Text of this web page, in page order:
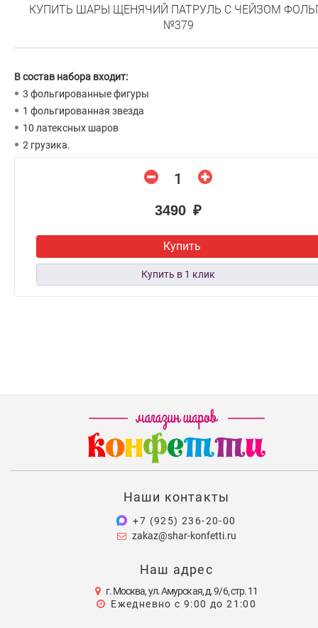
КУПИТЬ ШАРЫ ЩЕНЯЧИЙ ПАТРУЛЬ С ЧЕЙЗОМ
№379
В состав набора входит:
3 фольгированные фигуры
1 фольгированная звезда
10 латексных шаров
2 грузика.
3490 ₽
Купить
Наши контакты
+7 (925) 236-20-00
zakaz@shar-konfetti.ru
Наш адрес
г. Москва, ул. Амурская, д. 9/6, стр. 11
Ежедневно с 9:00 до 21:00